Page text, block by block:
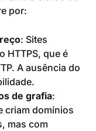
por:
: Sites
HTTPS, que é
A ausência do
de grafia:
criam domínios
mas com